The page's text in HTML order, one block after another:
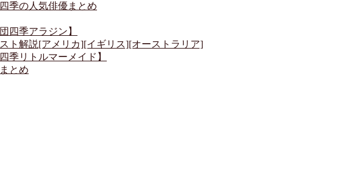
季の人気俳優まとめ
四季アラジン】
ト解説[アメリカ][イギリス][オーストラリア]
季リトルマーメイド】
とめ